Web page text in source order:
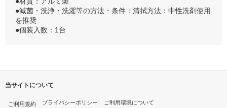
●滅菌・洗浄・洗濯等の方法・条件：清拭方法：中性洗剤使用
を推奨
●個装入数：1台
当サイトについて
ご利用規約 プライバシーポリシー ご利用環境について